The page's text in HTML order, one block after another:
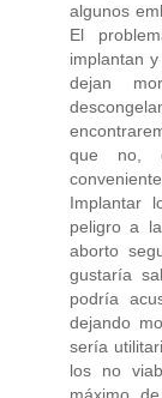
algunos
El
implantan
dejan
que no,
Implantar
peligro a
aborto
gustaría
podría
dejando
sería
los no